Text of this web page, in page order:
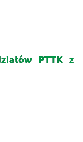
PTTK z